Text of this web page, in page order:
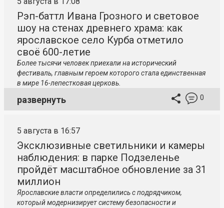
Рэп-баттл Ивана Грозного и световое
шоу на стенах древнего храма: как
ярославское село Курба отметило
своё 600-летие
Более тысячи человек приехали на исторический
фестиваль, главным героем которого стала единственная
в мире 16-лепестковая церковь.
развернуть 0
5 августа в 16:57
Эксклюзивные светильники и камеры
наблюдения: в парке Подзеленье
пройдёт масштабное обновление за 31
миллион
Ярославские власти определились с подрядчиком,
который модернизирует систему безопасности и